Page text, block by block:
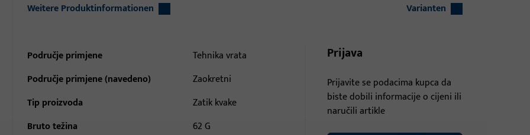
Weitere Produktinformationen
Varianten
Područje primjene
Tehnika vrata
Područje primjene (navedeno)
Zaokretni
Tip proizvoda
Zatik kvake
Bruto težina
62 G
Prijava
Prijavite se podacima kupca da
biste dobili informacije o cijeni ili
naručili artikle